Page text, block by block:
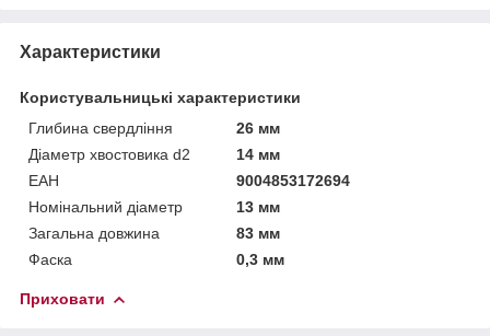
Характеристики
Користувальницькі характеристики
Глибина свердління
26 мм
Діаметр хвостовика d2
14 мм
ЕАН
9004853172694
Номінальний діаметр
13 мм
Загальна довжина
83 мм
Фаска
0,3 мм
Приховати